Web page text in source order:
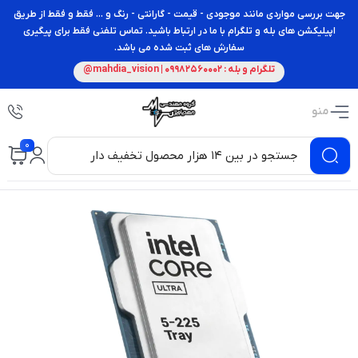
جهت بررسی مواردی مانند موجودی - قیمت - گارانتی - رنگ و ... فقط و فقط از طریق
اپیلیکشن های بله و تلگرام با ما در ارتباط باشید. تماس تلفنی فقط برای پیگیری
سفارش های ثبت شده می باشد.
تلگرام و بله : 09982560002 | mahdia_vision@
منو
0